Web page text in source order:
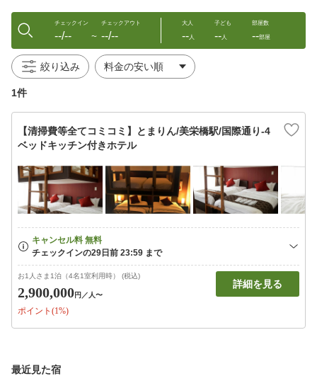
チェックイン
--/-- 〜
チェックアウト
--/--
大人
--人
子ども
--人
部屋数
--部屋
絞り込み
1件
【清掃費等全てコミコミ】とまりん/美栄橋駅/国際通り-4
ベッドキッチン付きホテル
お1人さま1泊（4名1室利用時） (税込)
2,900,000円 ／人〜
ポイント(1%)
詳細を見る
最近見た宿